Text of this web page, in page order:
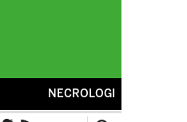
NECROLOGI